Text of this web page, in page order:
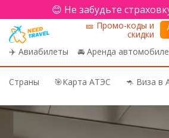
😊 Не забудьте
✈️ Авиабилеты 🚘 Аренда
🎫 Промо-коды и
скидки
Страны 🎯Карта АТЭС 🦘 Виза в
Need Travel